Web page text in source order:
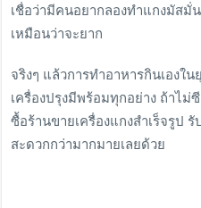
เชื่อว่ามีคนอยากลองทำแกงมัสมั่น
เหมือนว่าจะยาก
จริงๆ แล้วการทำอาหารกินเองใ
เครื่องปรุงมีพร้อมทุกอย่าง ถ้าไม่
ซื้อร้านขายเครื่องแกงสำเร็จรูป
สะดวกกว่ามากมายเลยด้วย